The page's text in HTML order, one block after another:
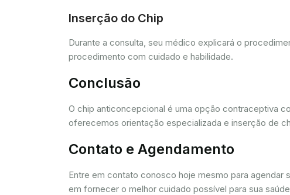
Inserção do Chip
Durante a consulta, seu médico explicará o
procedimento com cuidado e habilidade.
Conclusão
O chip anticoncepcional é uma opção contraceptiva
oferecemos orientação especializada e inserção de
Contato e Agendamento
Entre em contato conosco hoje mesmo para
em fornecer o melhor cuidado possível para sua